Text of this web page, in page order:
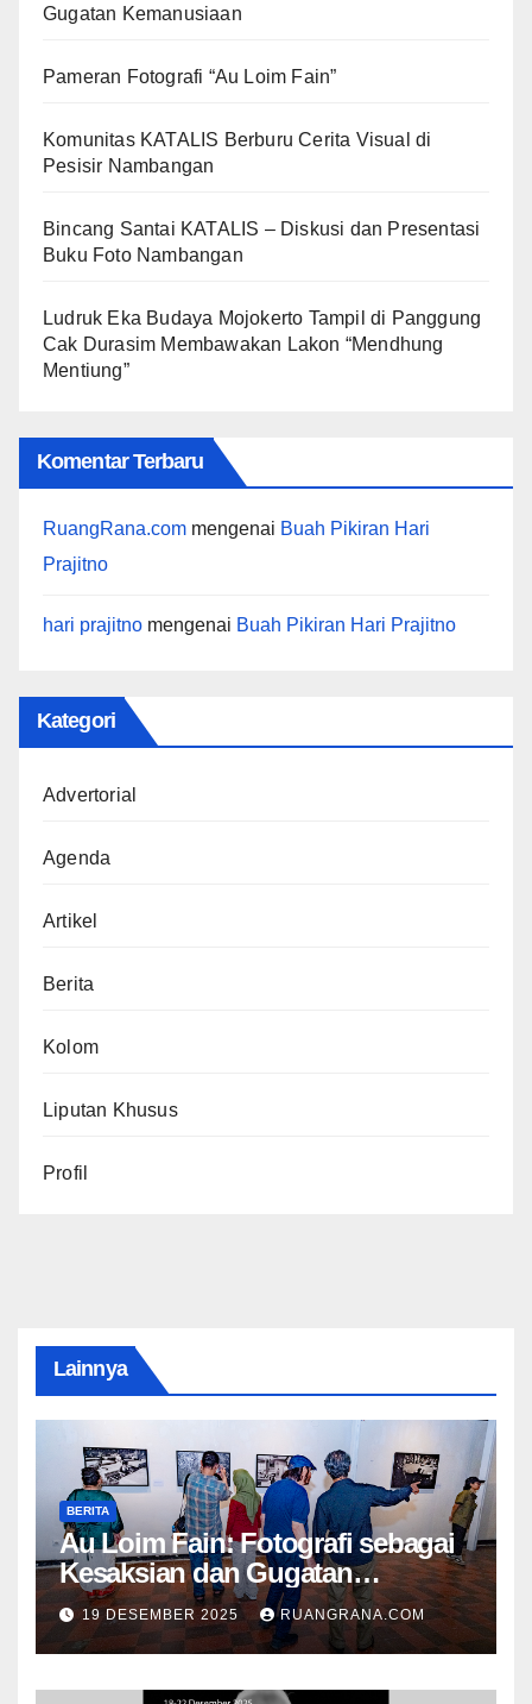
Gugatan Kemanusiaan
Pameran Fotografi “Au Loim Fain”
Komunitas KATALIS Berburu Cerita Visual di
Pesisir Nambangan
Bincang Santai KATALIS – Diskusi dan Presentasi
Buku Foto Nambangan
Ludruk Eka Budaya Mojokerto Tampil di Panggung
Cak Durasim Membawakan Lakon “Mendhung
Mentiung”
Komentar Terbaru
RuangRana.com mengenai Buah Pikiran Hari
Prajitno
hari prajitno mengenai Buah Pikiran Hari Prajitno
Kategori
Advertorial
Agenda
Artikel
Berita
Kolom
Liputan Khusus
Profil
Lainnya
BERITA
Au Loim Fain: Fotografi sebagai
Kesaksian dan Gugatan
Kemanusiaan
19 DESEMBER 2025 RUANGRANA.COM